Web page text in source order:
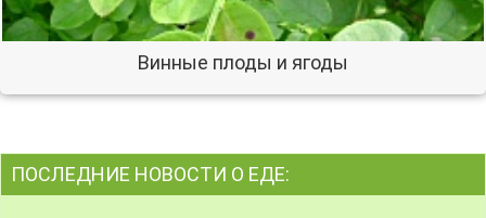
Винные плоды и ягоды
ПОСЛЕДНИЕ НОВОСТИ О ЕДЕ: